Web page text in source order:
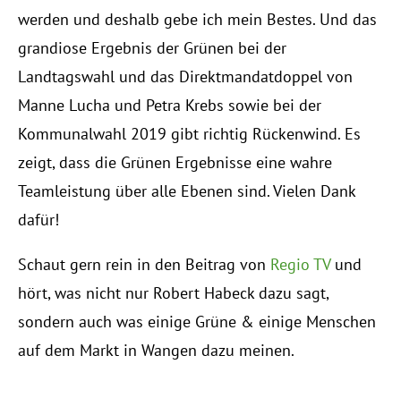
werden und deshalb gebe ich mein Bestes. Und das
grandiose Ergebnis der Grünen bei der
Landtagswahl und das Direktmandatdoppel von
Manne Lucha und Petra Krebs sowie bei der
Kommunalwahl 2019 gibt richtig Rückenwind. Es
zeigt, dass die Grünen Ergebnisse eine wahre
Teamleistung über alle Ebenen sind. Vielen Dank
dafür!
Schaut gern rein in den Beitrag von Regio TVund
hört, was nicht nur Robert Habeck dazu sagt,
sondern auch was einige Grüne & einige Menschen
auf dem Markt in Wangen dazu meinen.